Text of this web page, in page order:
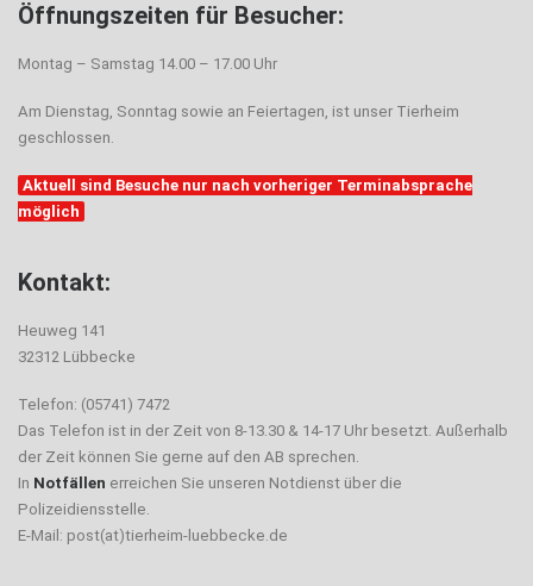
Öffnungszeiten für Besucher:
Montag – Samstag 14.00 – 17.00 Uhr
Am Dienstag, Sonntag sowie an Feiertagen, ist unser Tierheim
geschlossen.
Aktuell sind Besuche nur nach vorheriger Terminabsprache
möglich
Kontakt:
Heuweg 141
32312 Lübbecke
Telefon: (05741) 7472
Das Telefon ist in der Zeit von 8-13.30 & 14-17 Uhr besetzt. Außerhalb
der Zeit können Sie gerne auf den AB sprechen.
In Notfällen erreichen Sie unseren Notdienst über die
Polizeidiensstelle.
E-Mail: post(at)tierheim-luebbecke.de